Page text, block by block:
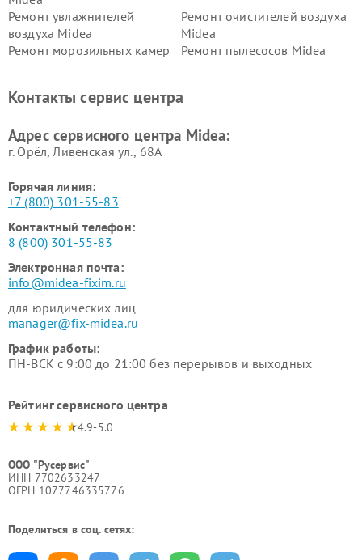
Ремонт увлажнителей
воздуха Midea
Ремонт очистителей воздуха
Midea
Ремонт морозильных камер
Ремонт пылесосов Midea
пылесосов Midea
Midea
Контакты сервис центра
Адрес сервисного центра Midea:
г. Орёл, Ливенская ул., 68А
Горячая линия:
+7 (800) 301-55-83
Контактный телефон:
8 (800) 301-55-83
Электронная почта:
info@midea-fixim.ru
для юридических лиц
manager@fix-midea.ru
График работы:
ПН-ВСК с 9:00 до 21:00 без перерывов и выходных
Рейтинг сервисного центра
4.9-5.0
ООО "Русервис"
ИНН 7702633247
ОГРН 1077746335776
Поделиться в соц. сетях: